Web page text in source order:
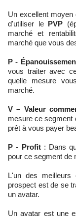
Un excellent
d'utiliser le PVP
marché et
marché que vous
P -
vous traiter avec
quelle mesure
marché.
V – Valeur
mesure ce segment
prêt à vous payer
P - Profit: Dans
pour ce segment de
L'un des
prospect est de se
un avatar.
Un avatar est une